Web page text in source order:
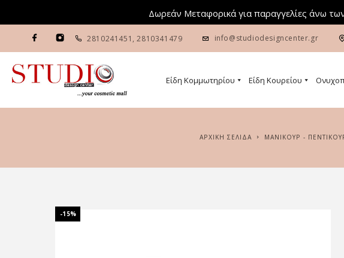
Δωρεάν Μεταφορικά για παραγγελίες άνω
2810241451 , 2810341479 info@studiodesigncenter.gr
Είδη Κομμωτηρίου Είδη Κουρείου
ΑΡΧΙΚΉ ΣΕΛΊΔΑ ΜΑΝΙΚΟΥΡ -
-15%